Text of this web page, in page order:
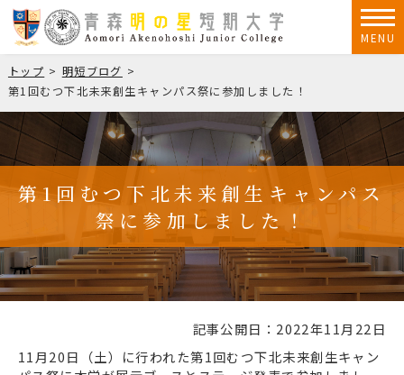
MENU
トップ
明短ブログ
第1回むつ下北未来創生キャンパス祭に参加しました！
第1回むつ下北未来創生キャンパス
祭に参加しました！
記事公開日：2022年11月22日
11月20日（土）に行われた第1回むつ下北未来創生キャン